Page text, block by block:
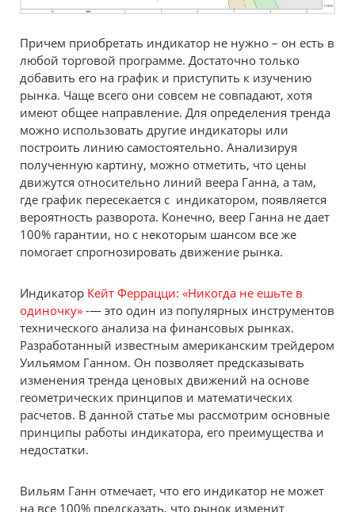
Причем приобретать индикатор не нужно – он есть в
любой торговой программе. Достаточно только
добавить его на график и приступить к изучению
рынка. Чаще всего они совсем не совпадают, хотя
имеют общее направление. Для определения тренда
можно использовать другие индикаторы или
построить линию самостоятельно. Анализируя
полученную картину, можно отметить, что цены
движутся относительно линий веера Ганна, а там,
где график пересекается с индикатором, появляется
вероятность разворота. Конечно, веер Ганна не дает
100% гарантии, но с некоторым шансом все же
помогает спрогнозировать движение рынка.
Индикатор Кейт Феррацци: «Никогда не ешьте в
одиночку» -— это один из популярных инструментов
технического анализа на финансовых рынках.
Разработанный известным американским трейдером
Уильямом Ганном. Он позволяет предсказывать
изменения тренда ценовых движений на основе
геометрических принципов и математических
расчетов. В данной статье мы рассмотрим основные
принципы работы индикатора, его преимущества и
недостатки.
Вильям Ганн отмечает, что его индикатор не может
на все 100% предсказать, что рынок изменит